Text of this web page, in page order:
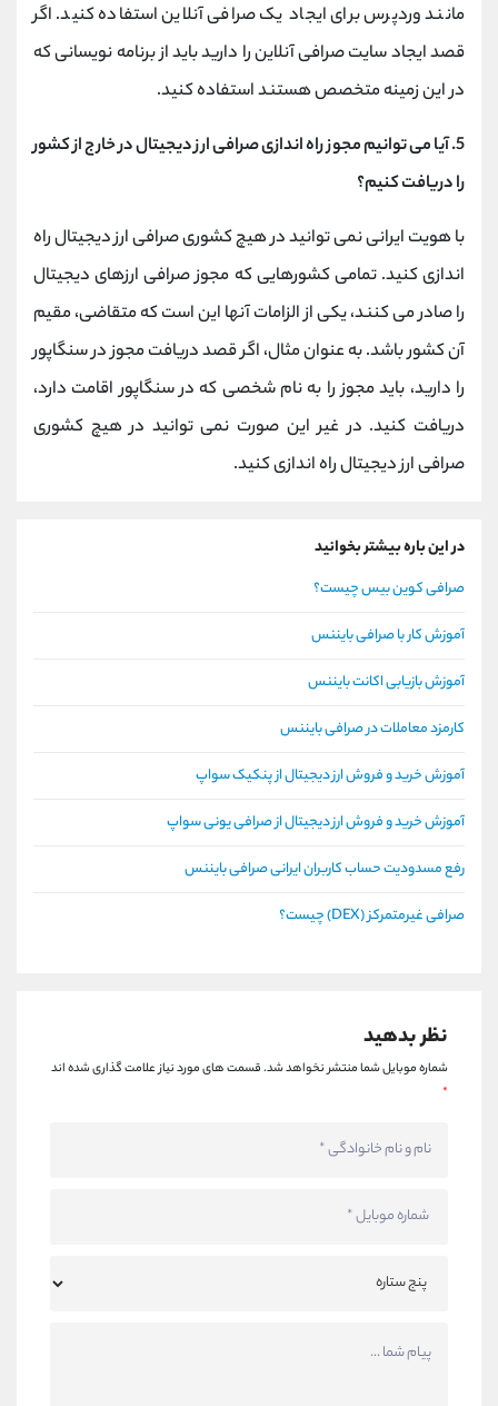
مانند وردپرس برای ایجاد یک صرافی آنلاین استفاده کنید. اگر
قصد ایجاد سایت صرافی آنلاین را دارید باید از برنامه نویسانی که
در این زمینه متخصص هستند استفاده کنید.
5. آیا می توانیم مجوز راه اندازی صرافی ارز دیجیتال در خارج از کشور
را دریافت کنیم؟
با هویت ایرانی نمی توانید در هیچ کشوری صرافی ارز دیجیتال راه
اندازی کنید. تمامی کشورهایی که مجوز صرافی ارزهای دیجیتال
را صادر می کنند، یکی از الزامات آنها این است که متقاضی، مقیم
آن کشور باشد. به عنوان مثال، اگر قصد دریافت مجوز در سنگاپور
را دارید، باید مجوز را به نام شخصی که در سنگاپور اقامت دارد،
دریافت کنید. در غیر این صورت نمی توانید در هیچ کشوری
صرافی ارز دیجیتال راه اندازی کنید.
در این باره بیشتر بخوانید
صرافی کوین بیس چیست؟
آموزش کار با صرافی بایننس
آموزش بازیابی اکانت بایننس
کارمزد معاملات در صرافی بایننس
آموزش خرید و فروش ارز دیجیتال از پنکیک سواپ
آموزش خرید و فروش ارز دیجیتال از صرافی یونی سواپ
رفع مسدودیت حساب کاربران ایرانی صرافی بایننس
صرافی غیرمتمرکز (DEX) چیست؟
نظر بدهید
شماره موبایل شما منتشر نخواهد شد.قسمت های مورد نیاز علامت گذاری شده اند
*